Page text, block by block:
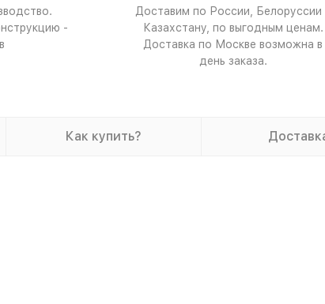
-
Доставим по России, Белоруссии
Казахстану, по выгодным ценам.
Доставка по Москве возможна в
день заказа.
Как купить?